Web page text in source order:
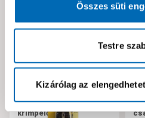
Összes süti
Testre
Kizárólag az
Professzionális
krimpelő fogó